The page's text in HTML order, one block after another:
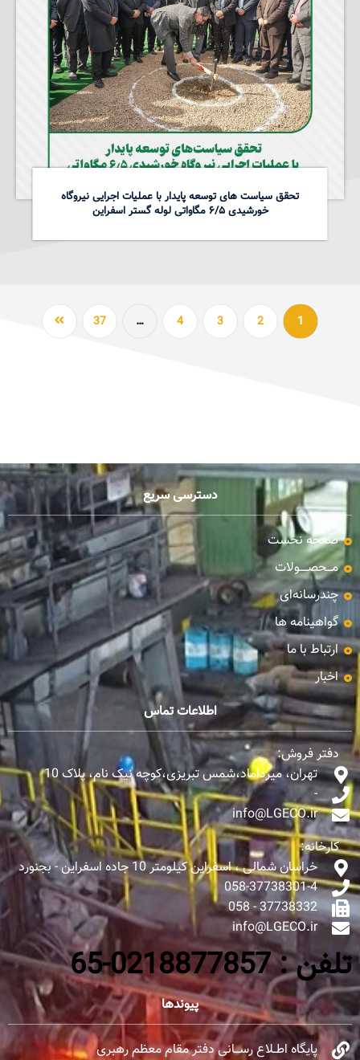
تحقق سیاست های توسعه پایدار با عملیات اجرایی نیروگاه
خورشیدی ۶/۵ مگاواتی لوله گستر اسفراین
1
2
3
4
…
37
دسترسی سریع
صفحه نخست
مـــحصـــــولات
چندرسانه‌ای
گواهینامه ها
ارتباط با ما
اخبار
اطلاعات تماس
دفتر فروش:
تهران، میرداماد،شمس تبریزی،کوچه نیک نام، پلاک 10
-
info@LGECO.ir
کارخانه:
خراسان شمالی ، اسفراین کیلومتر 10 جاده اسفراین - بجنورد
058-37738301-4
37738332 - 058
info@LGECO.ir
تلفن : 0218877857-65
پیوندها
پایگاه اطــلاع رســـانی دفتر مقام معظم رهبری